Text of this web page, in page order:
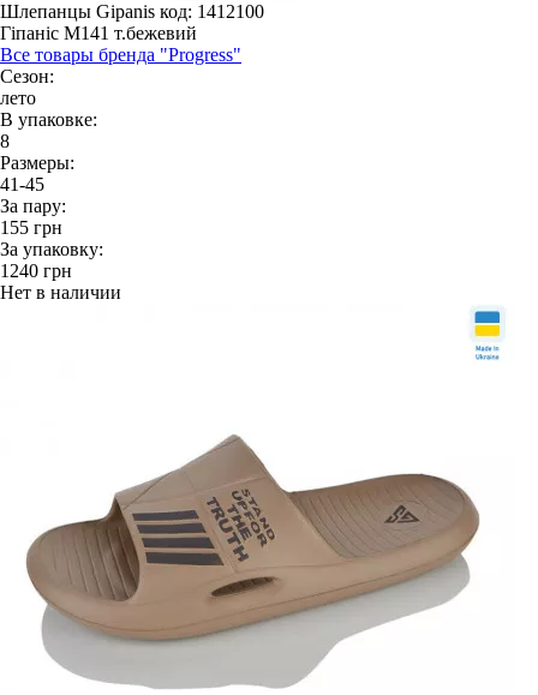
Шлепанцы Gipanis код: 1412100
Гіпаніс М141 т.бежевий
Все товары бренда "Progress"
Сезон:
лето
В упаковке:
8
Размеры:
41-45
За пару:
155 грн
За упаковку:
1240 грн
Нет в наличии